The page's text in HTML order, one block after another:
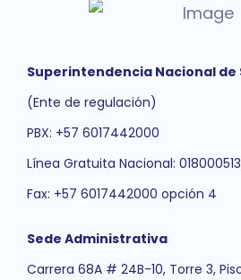
Superintendencia Nacional de
(Ente de regulación)
PBX: +57 6017442000
Línea Gratuita Nacional:
Fax: +57 6017442000 opción 4
Sede Administrativa
Carrera 68A # 24B-10, Torre 3,